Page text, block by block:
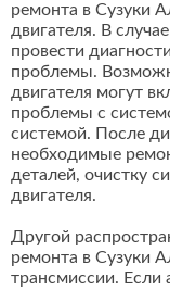
ремонта в Сузуки
двигателя. В
провести
проблемы.
двигателя могут
проблемы с
системой. После
необходимые
деталей, очистку
двигателя.
Другой
ремонта в Сузуки
трансмиссии. Если